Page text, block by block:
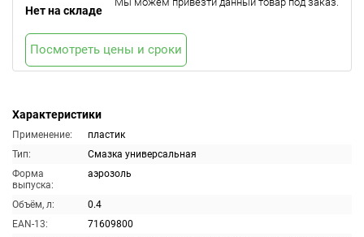
Характеристики
Применение:
пластик
Тип:
Смазка универсальная
Форма
выпуска:
аэрозоль
Объём, л:
0.4
EAN-13:
71609800
Нет на складе
Посмотреть цены и сроки